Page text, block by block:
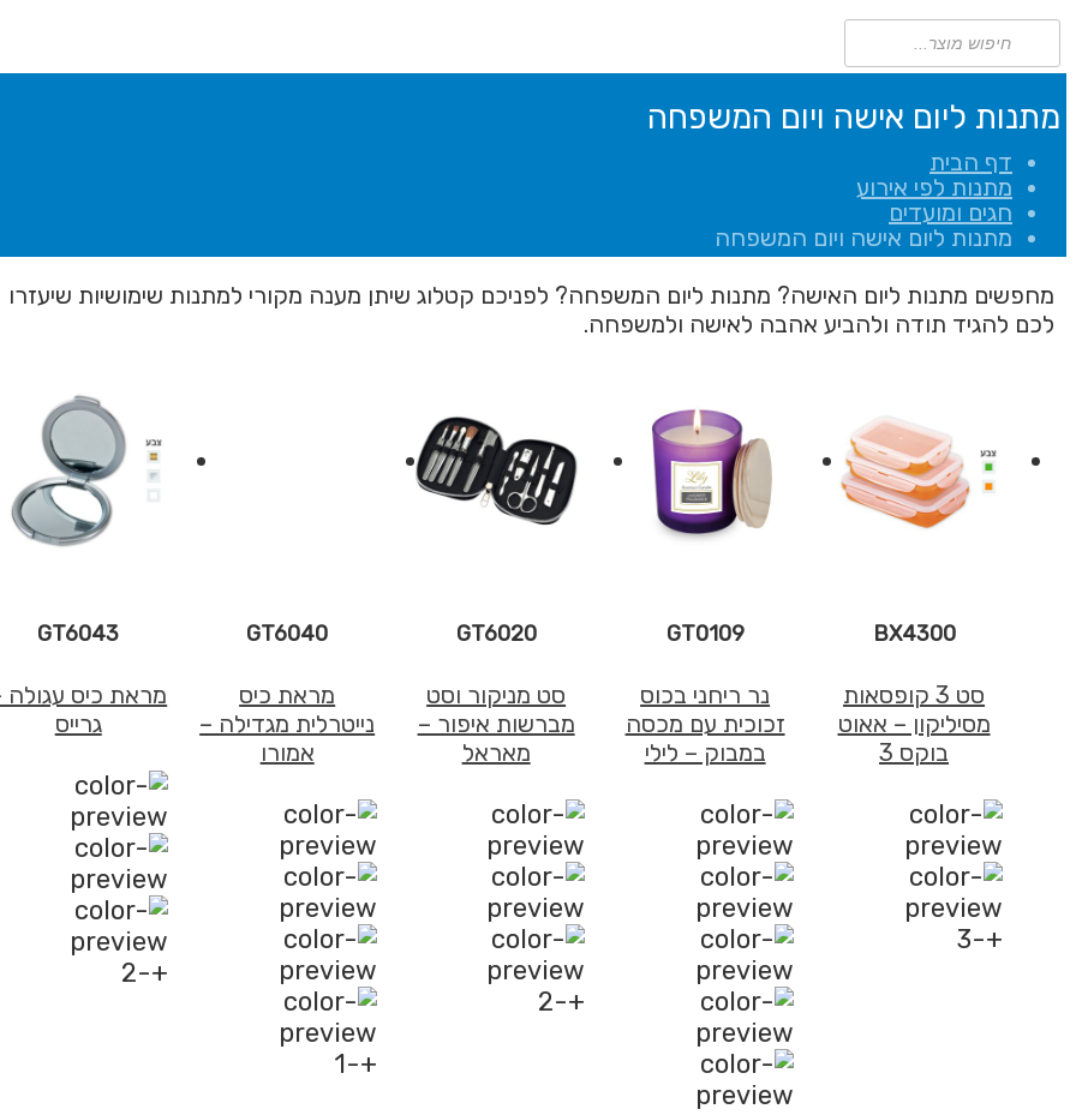
Products
search
מתנות ליום אישה ויום המשפחה
דף הבית
מתנות לפי אירוע
חגים ומועדים
מתנות ליום אישה ויום המשפחה
מחפשים מתנות ליום האישה? מתנות ליום המשפחה? לפניכם קטלוג שיתן מענה מקורי למתנות שימושיות שיעזרו
לכם להגיד תודה ולהביע אהבה לאישה ולמשפחה.
BX4300
סט 3 קופסאות
מסיליקון – אאוט
בוקס 3
+-3
GT0109
נר ריחני בכוס
זכוכית עם מכסה
במבוק – לילי
GT6020
סט מניקור וסט
מברשות איפור –
מאראל
+-2
GT6040
מראת כיס
נייטרלית מגדילה –
אמורו
+-1
GT6043
מראת כיס עגולה
גרייס
+-2